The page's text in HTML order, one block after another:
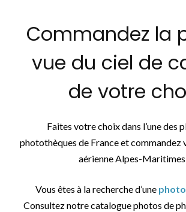
Commandez la
vue du ciel de
de votre
Faites votre choix dans l’une des
photothèques de France et commandez
aérienne Alpes-
Vous êtes à la recherche d’une photo
Consultez notre catalogue photos de